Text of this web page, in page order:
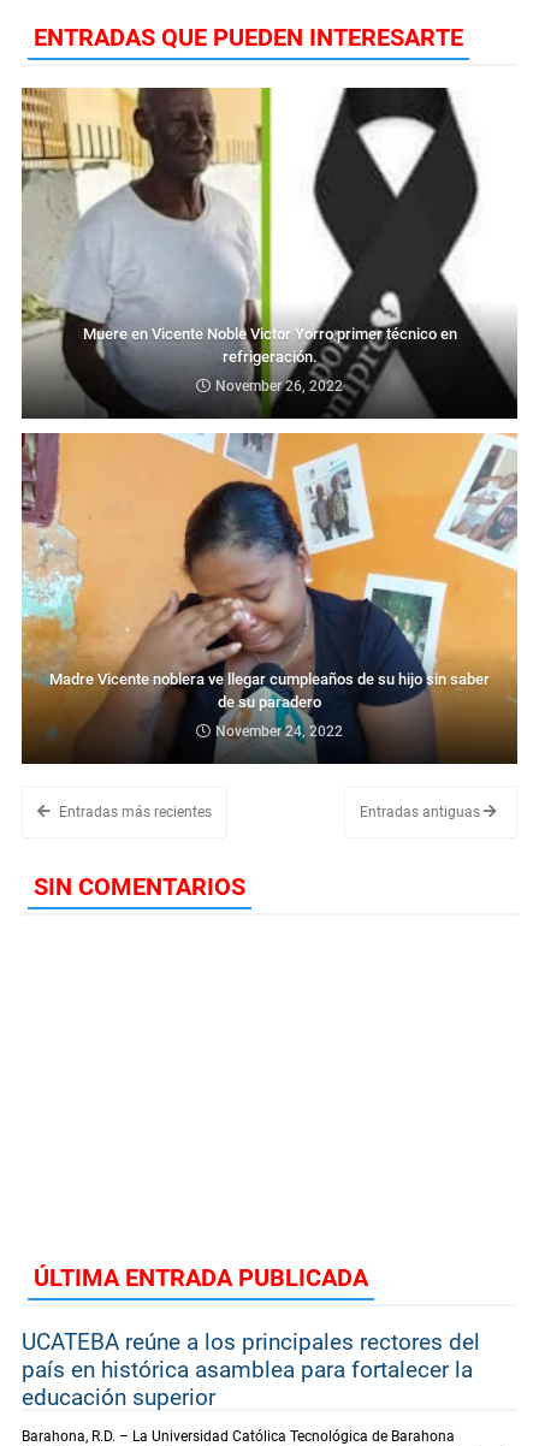
ENTRADAS QUE PUEDEN INTERESARTE
Muere en Vicente Noble Victor Yorro primer técnico en
refrigeración.
November 26, 2022
Madre Vicente noblera ve llegar cumpleaños de su hijo sin saber
de su paradero
November 24, 2022
Entradas más recientes Entradas antiguas
SIN COMENTARIOS
ÚLTIMA ENTRADA PUBLICADA
UCATEBA reúne a los principales rectores del
país en histórica asamblea para fortalecer la
educación superior
Barahona, R.D. – La Universidad Católica Tecnológica de Barahona